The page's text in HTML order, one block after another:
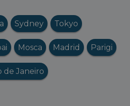
Sydney Tokyo
Mosca Madrid Parigi
de Janeiro